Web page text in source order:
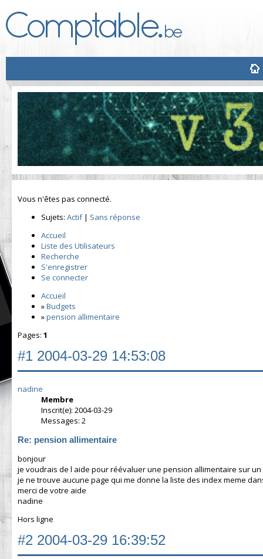
Vous n'êtes pas connecté.
Sujets: Actif| Sans réponse
Accueil
Liste des Utilisateurs
Recherche
S'enregistrer
Se connecter
Accueil
»Budgets
»pension allimentaire
Pages: 1
#1 2004-03-29 14:53:08
nadine
Membre
Inscrit(e): 2004-03-29
Messages: 2
Re: pension allimentaire
bonjour
je voudrais de l aide pour réévaluer une pension allimentaire sur un
je ne trouve aucune page qui me donne la liste des index meme
merci de votre aide
nadine
Hors ligne
#2 2004-03-29 16:39:52